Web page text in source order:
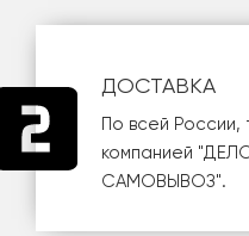
ДОСТАВКА
По всей России,
компанией
САМОВЫВОЗ".